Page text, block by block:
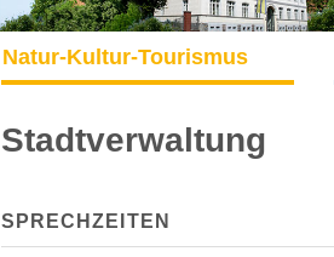
Natur-Kultur-Tourismus
Stadtverwaltung
SPRECHZEITEN